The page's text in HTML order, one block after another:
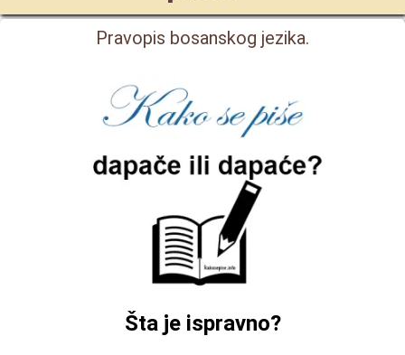
Pravopis bosanskog jezika.
Šta je ispravno?